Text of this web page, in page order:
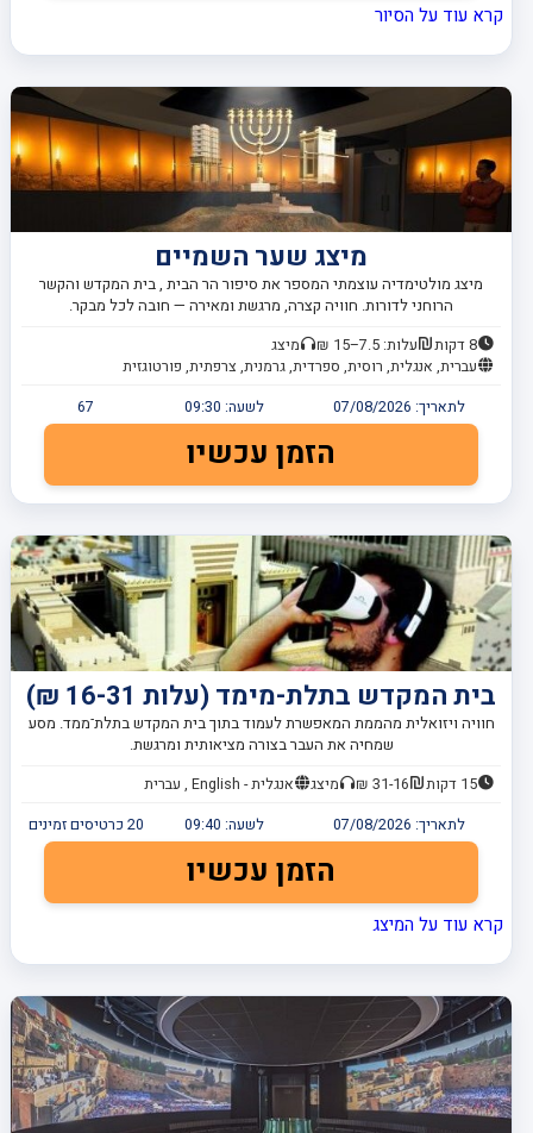
קרא עוד על הסיור
מיצג שער השמיים
מיצג מולטימדיה עוצמתי המספר את סיפור הר הבית , בית המקדש והקשר
הרוחני לדורות. חוויה קצרה, מרגשת ומאירה — חובה לכל מבקר.
8 דקות עלות: 7.5–15 ₪
מיצג
עברית, אנגלית, רוסית, ספרדית, גרמנית, צרפתית, פורטוגזית
לתאריך: 07/08/2026 לשעה: 09:30
67
הזמן עכשיו
בית המקדש בתלת-מימד (עלות 16-31 ₪)
חוויה ויזואלית מהממת המאפשרת לעמוד בתוך בית המקדש בתלת־ממד. מסע
שמחיה את העבר בצורה מציאותית ומרגשת.
15 דקות 31-16 ₪ מיצג
אנגלית - English , עברית
לתאריך: 07/08/2026 לשעה: 09:40
20 כרטיסים זמינים
הזמן עכשיו
קרא עוד על המיצג